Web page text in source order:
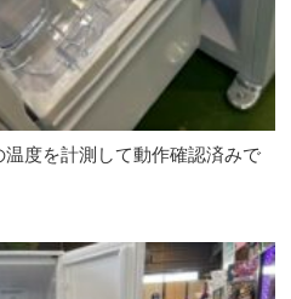
度を計測して動作確認済みで